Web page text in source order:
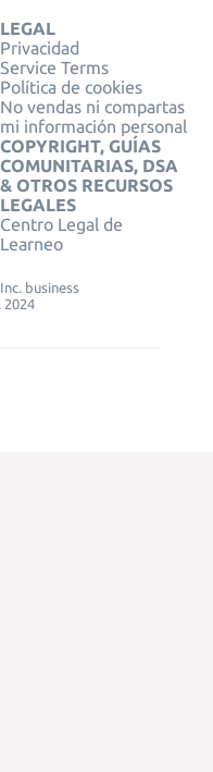
LEGAL
Privacidad
Service Terms
Política de cookies
No vendas ni compartas
mi información personal
COPYRIGHT, GUÍAS
COMUNITARIAS, DSA
& OTROS RECURSOS
LEGALES
Centro Legal de
Learneo
business
2024